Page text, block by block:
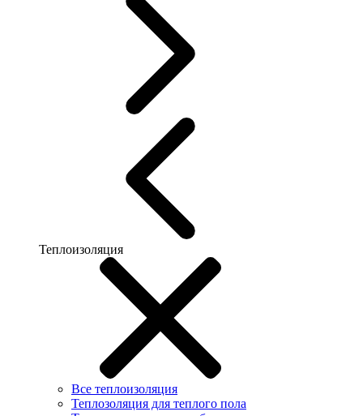
Теплоизоляция
Все теплоизоляция
Теплозоляция для теплого пола